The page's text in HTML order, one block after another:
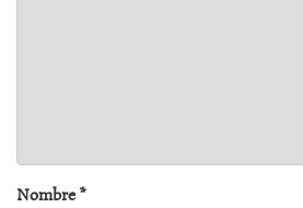
Nombre*